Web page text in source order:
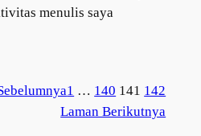
menulis saya
1 … 140 141 142
Laman Berikutnya